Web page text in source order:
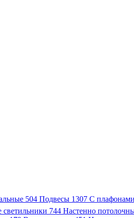
504 Подвесы 1307 С плафонами
744 Настенно